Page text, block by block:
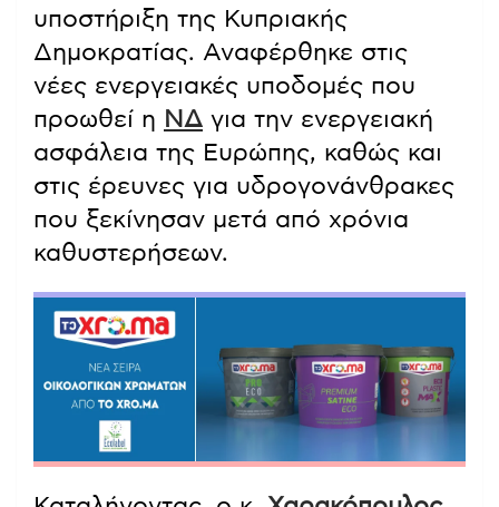
υποστήριξη της Κυπριακής
Δημοκρατίας. Αναφέρθηκε στις
νέες ενεργειακές υποδομές που
προωθεί η ΝΔ για την ενεργειακή
ασφάλεια της Ευρώπης, καθώς και
στις έρευνες για υδρογονάνθρακες
που ξεκίνησαν μετά από χρόνια
καθυστερήσεων.